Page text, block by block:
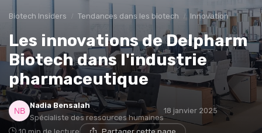
Biotech Insiders Tendances dans les biotech Innovation
Les innovations de Delpharm
Biotech dans l'industrie
pharmaceutique
Nadia Bensalah
Spécialiste des ressources humaines
18 janvier 2025